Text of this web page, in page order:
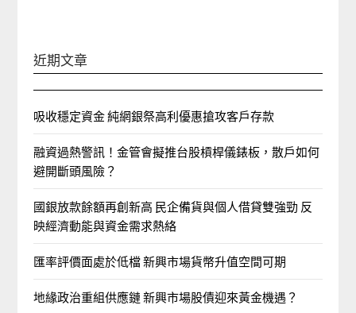
近期文章
吸收穩定資金 純網銀祭高利優惠搶攻客戶存款
融資過熱警訊！金管會擬推台股槓桿儀錶板，散戶如何
避開斷頭風險？
國銀放款餘額再創新高 民企備貨與個人借貸雙強勁 反
映經濟動能與資金需求熱絡
匯率評價面處於低檔 新興市場貨幣升值空間可期
地緣政治重組供應鏈 新興市場股債迎來黃金機遇？